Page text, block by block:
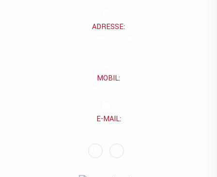
ADRESSE:
MOBIL:
E-MAIL: